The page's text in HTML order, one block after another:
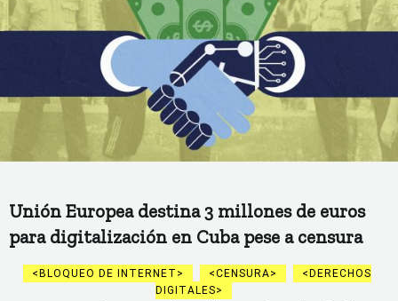
Unión Europea destina 3 millones de euros
para digitalización en Cuba pese a censura
BLOQUEO DE INTERNET CENSURA
DERECHOS
DIGITALES